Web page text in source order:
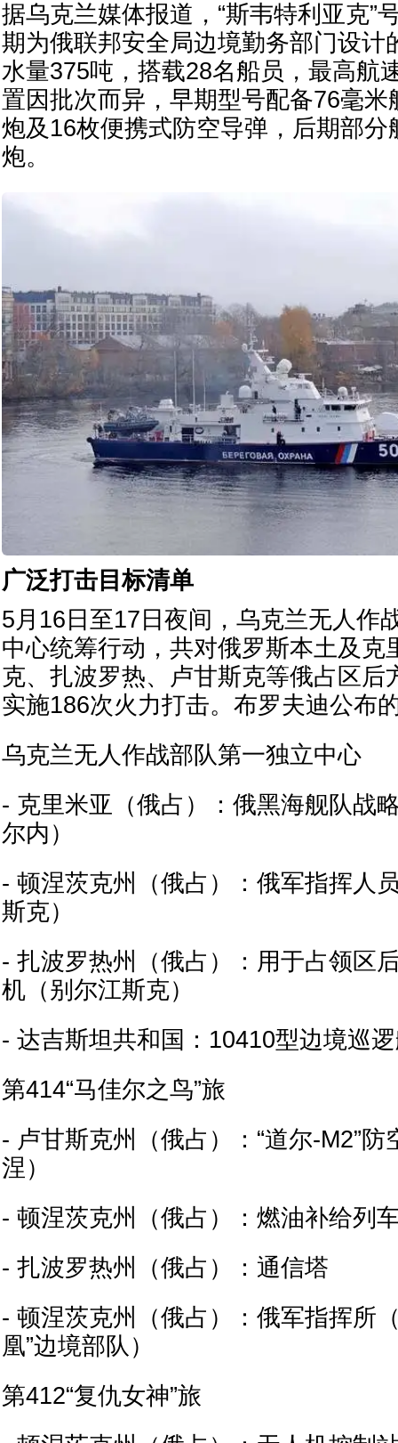
据乌克兰媒体报道，“斯韦特利亚克”
期为俄联邦安全局边境勤务部门设计
水量375吨，搭载28名船员，最高航
置因批次而异，早期型号配备76毫米
炮及16枚便携式防空导弹，后期部分
炮。
广泛打击目标清单
5月16日至17日夜间，乌克兰无人作
中心统筹行动，共对俄罗斯本土及克
克、扎波罗热、卢甘斯克等俄占区后
实施186次火力打击。布罗夫迪公布
乌克兰无人作战部队第一独立中心
- 克里米亚（俄占）：俄黑海舰队战
尔内）
- 顿涅茨克州（俄占）：俄军指挥人
斯克）
- 扎波罗热州（俄占）：用于占领区
机（别尔江斯克）
- 达吉斯坦共和国：10410型边境巡
第414“马佳尔之鸟”旅
- 卢甘斯克州（俄占）：“道尔-M2”防
涅）
- 顿涅茨克州（俄占）：燃油补给列
- 扎波罗热州（俄占）：通信塔
- 顿涅茨克州（俄占）：俄军指挥所
凰”边境部队）
第412“复仇女神”旅